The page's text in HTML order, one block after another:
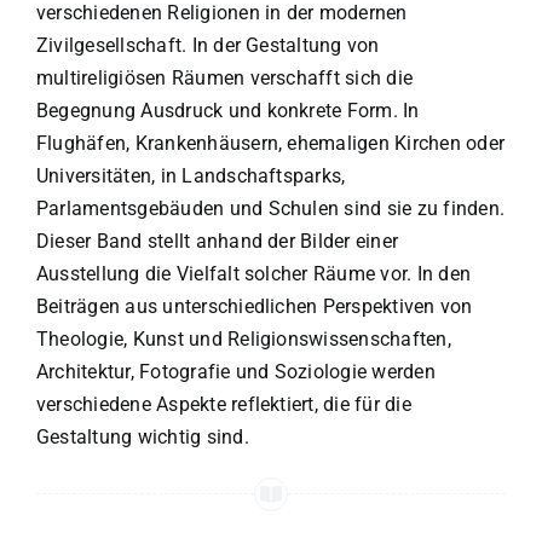
verschiedenen Religionen in der modernen
Zivilgesellschaft. In der Gestaltung von
multireligiösen Räumen verschafft sich die
Begegnung Ausdruck und konkrete Form. In
Flughäfen, Krankenhäusern, ehemaligen Kirchen oder
Universitäten, in Landschaftsparks,
Parlamentsgebäuden und Schulen sind sie zu finden.
Dieser Band stellt anhand der Bilder einer
Ausstellung die Vielfalt solcher Räume vor. In den
Beiträgen aus unterschiedlichen Perspektiven von
Theologie, Kunst­ und Religionswissenschaften,
Architektur, Fotografie und Soziologie werden
verschiedene Aspekte reflektiert, die für die
Gestaltung wichtig sind.